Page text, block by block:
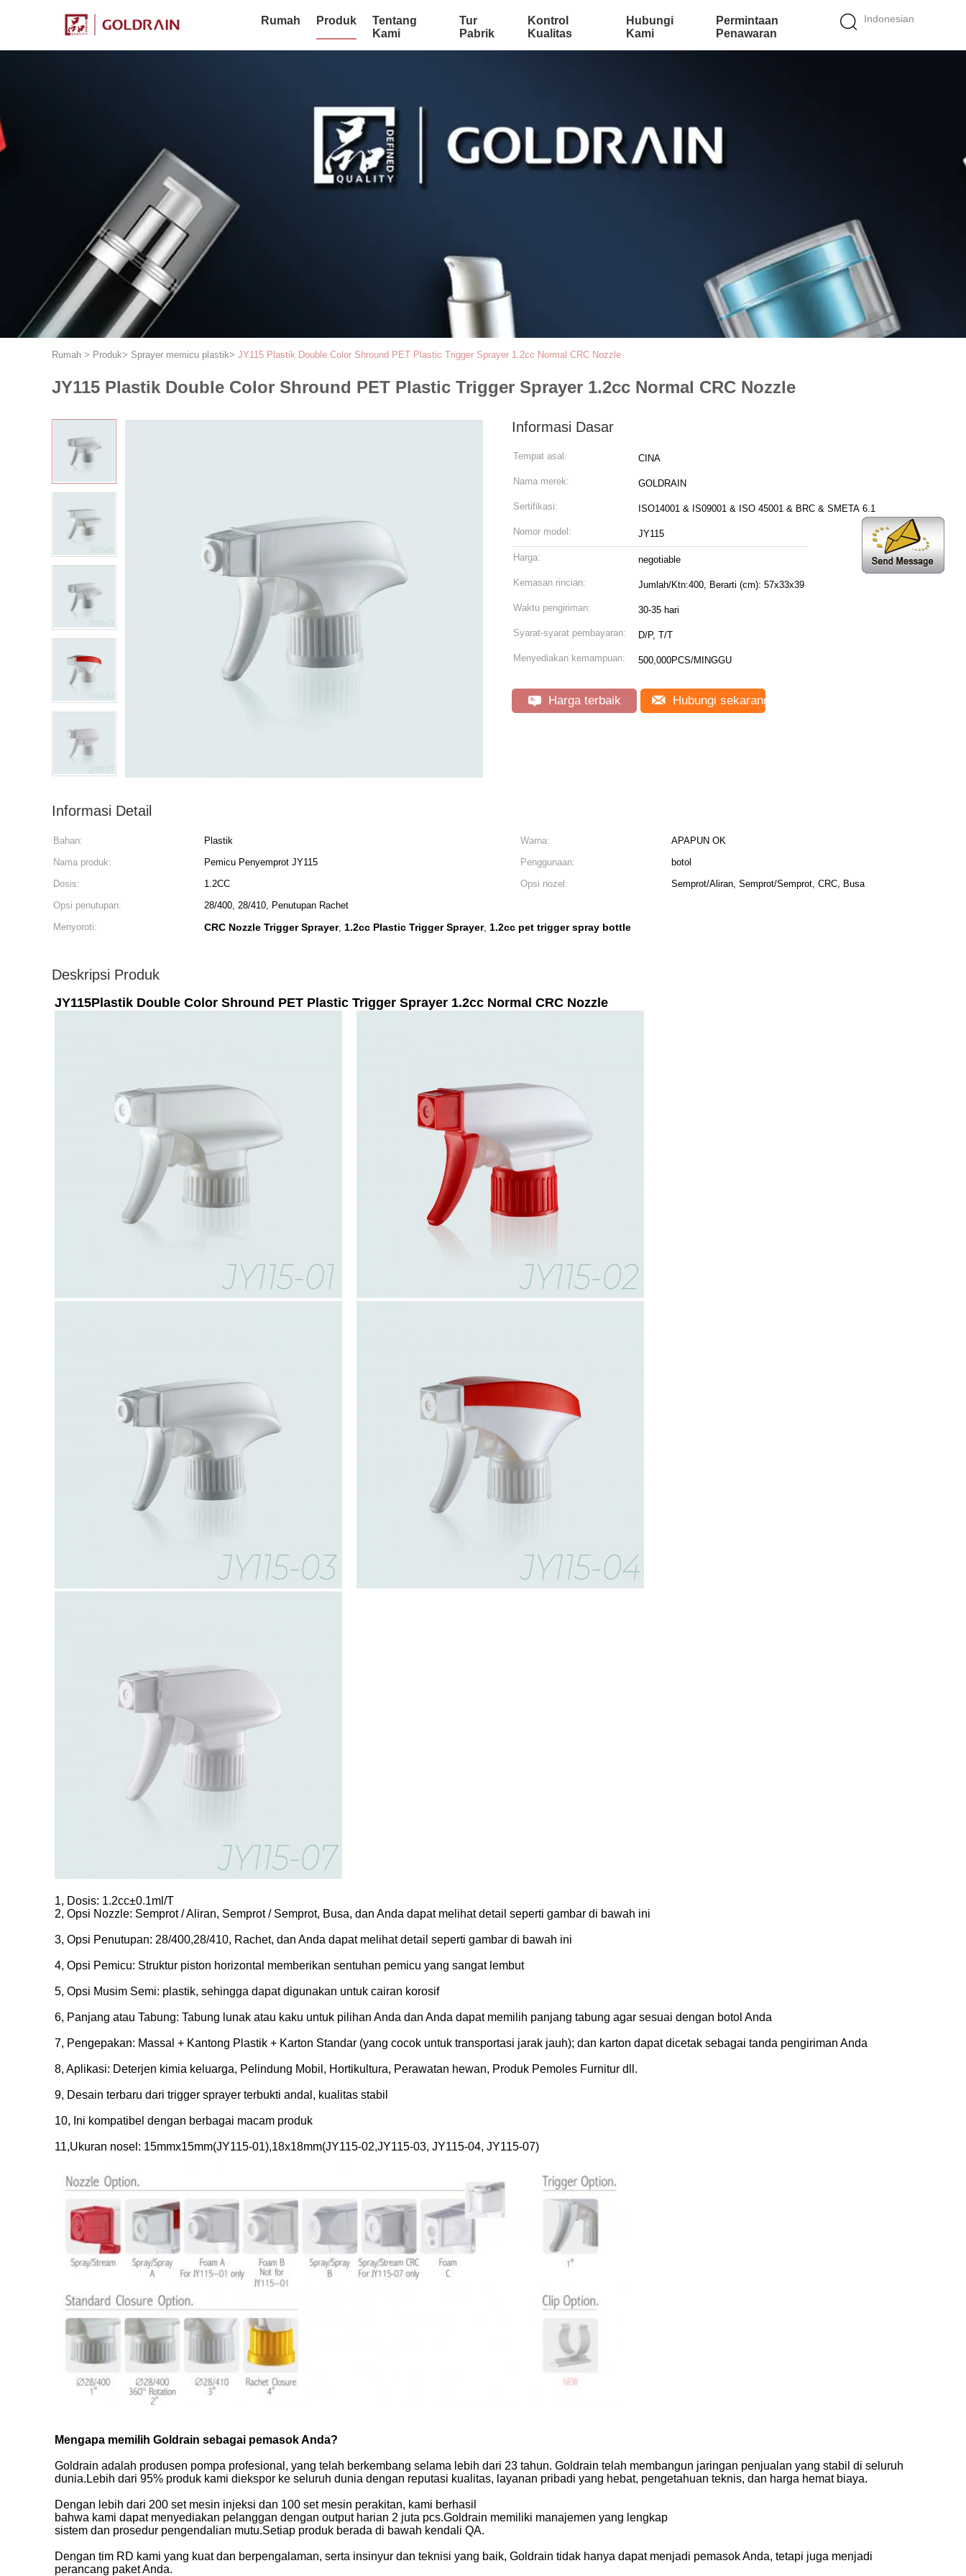
Indonesian
Rumah Produk
Tentang
Kami
Tur
Pabrik
Kontrol
Kualitas
Hubungi
Kami
Permintaan
Penawaran
Rumah > Produk> Sprayer memicu plastik> JY115 Plastik Double Color Shround PET Plastic Trigger Sprayer 1.2cc Normal CRC Nozzle
JY115 Plastik Double Color Shround PET Plastic Trigger Sprayer 1.2cc Normal CRC Nozzle
Informasi Dasar
Tempat asal: CINA
Nama merek: GOLDRAIN
Sertifikasi: ISO14001 & IS09001 & ISO 45001 & BRC & SMETA 6.1
Nomor model: JY115
Harga: negotiable
Kemasan rincian: Jumlah/Ktn:400, Berarti (cm): 57x33x39
Waktu pengiriman: 30-35 hari
Syarat-syarat pembayaran: D/P, T/T
Menyediakan kemampuan: 500,000PCS/MINGGU
Harga terbaik Hubungi sekarang
Informasi Detail
Bahan: Plastik Warna:
APAPUN OK
Nama produk:
Pemicu Penyemprot JY115 Penggunaan:
botol
Dosis:
1.2CC Opsi nozel:
Semprot/Aliran, Semprot/Semprot, CRC, Busa
Opsi penutupan:
28/400, 28/410, Penutupan Rachet
Menyoroti:
CRC Nozzle Trigger Sprayer, 1.2cc Plastic Trigger Sprayer, 1.2cc pet trigger spray bottle
Deskripsi Produk
JY115Plastik Double Color Shround PET Plastic Trigger Sprayer 1.2cc Normal CRC Nozzle
1, Dosis: 1.2cc±0.1ml/T
2, Opsi Nozzle: Semprot / Aliran, Semprot / Semprot, Busa, dan Anda dapat melihat detail seperti gambar di bawah ini
3, Opsi Penutupan: 28/400,28/410, Rachet, dan Anda dapat melihat detail seperti gambar di bawah ini
4, Opsi Pemicu: Struktur piston horizontal memberikan sentuhan pemicu yang sangat lembut
5, Opsi Musim Semi: plastik, sehingga dapat digunakan untuk cairan korosif
6, Panjang atau Tabung: Tabung lunak atau kaku untuk pilihan Anda dan Anda dapat memilih panjang tabung agar sesuai dengan botol Anda
7, Pengepakan: Massal + Kantong Plastik + Karton Standar (yang cocok untuk transportasi jarak jauh); dan karton dapat dicetak sebagai tanda pengiriman Anda
8, Aplikasi: Deterjen kimia keluarga, Pelindung Mobil, Hortikultura, Perawatan hewan, Produk Pemoles Furnitur dll.
9, Desain terbaru dari trigger sprayer terbukti andal, kualitas stabil
10, Ini kompatibel dengan berbagai macam produk
11,Ukuran nosel: 15mmx15mm(JY115-01),18x18mm(JY115-02,JY115-03, JY115-04, JY115-07)
Mengapa memilih Goldrain sebagai pemasok Anda?
Goldrain adalah produsen pompa profesional, yang telah berkembang selama lebih dari 23 tahun. Goldrain telah membangun jaringan penjualan yang stabil di seluruh
dunia.Lebih dari 95% produk kami diekspor ke seluruh dunia dengan reputasi kualitas, layanan pribadi yang hebat, pengetahuan teknis, dan harga hemat biaya.
Dengan lebih dari 200 set mesin injeksi dan 100 set mesin perakitan, kami berhasil
bahwa kami dapat menyediakan pelanggan dengan output harian 2 juta pcs.Goldrain memiliki manajemen yang lengkap
sistem dan prosedur pengendalian mutu.Setiap produk berada di bawah kendali QA.
Dengan tim RD kami yang kuat dan berpengalaman, serta insinyur dan teknisi yang baik, Goldrain tidak hanya dapat menjadi pemasok Anda, tetapi juga menjadi
perancang paket Anda.